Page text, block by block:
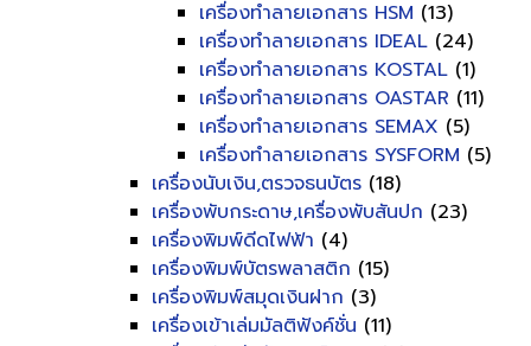
เครื่องทำลายเอกสาร HSM (13)
เครื่องทำลายเอกสาร IDEAL (24)
เครื่องทำลายเอกสาร KOSTAL (1)
เครื่องทำลายเอกสาร OASTAR (11)
เครื่องทำลายเอกสาร SEMAX (5)
เครื่องทำลายเอกสาร SYSFORM (5)
เครื่องนับเงิน,ตรวจธนบัตร (18)
เครื่องพับกระดาษ,เครื่องพับสันปก (23)
เครื่องพิมพ์ดีดไฟฟ้า (4)
เครื่องพิมพ์บัตรพลาสติก (15)
เครื่องพิมพ์สมุดเงินฝาก (3)
เครื่องเข้าเล่มมัลติฟังค์ชั่น (11)